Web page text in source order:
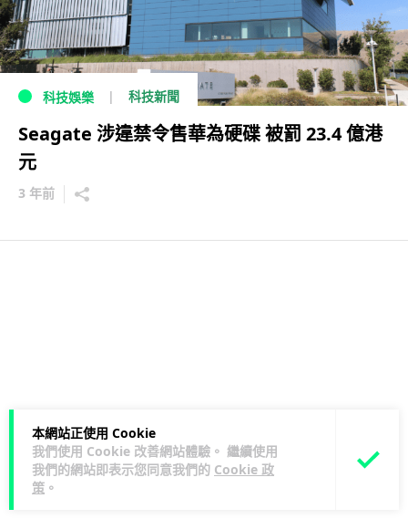
本網站正使用 Cookie
我們使用 Cookie 改善網站體驗。 繼續使用
我們的網站即表示您同意我們的 Cookie 政
策 。
科技娛樂 科技新聞
Seagate 涉違禁令售華為硬碟 被罰 23.4 億港
元
3 年前